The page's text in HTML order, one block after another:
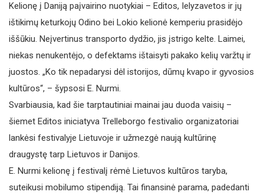
Kelionę į Daniją paįvairino nuotykiai – Editos, Ielyzavetos ir jų
ištikimų keturkojų Odino bei Lokio kelionė kemperiu prasidėjo
iššūkiu. Neįvertinus transporto dydžio, jis įstrigo kelte. Laimei,
niekas nenukentėjo, o defektams ištaisyti pakako kelių varžtų ir
juostos. „Ko tik nepadarysi dėl istorijos, dūmų kvapo ir gyvosios
kultūros“, – šypsosi E. Nurmi.
Svarbiausia, kad šie tarptautiniai mainai jau duoda vaisių –
šiemet Editos iniciatyva Trelleborgo festivalio organizatoriai
lankėsi festivalyje Lietuvoje ir užmezgė naują kultūrinę
draugystę tarp Lietuvos ir Danijos.
E. Nurmi kelionę į festivalį rėmė Lietuvos kultūros taryba,
suteikusi mobilumo stipendiją. Tai finansinė parama, padedanti